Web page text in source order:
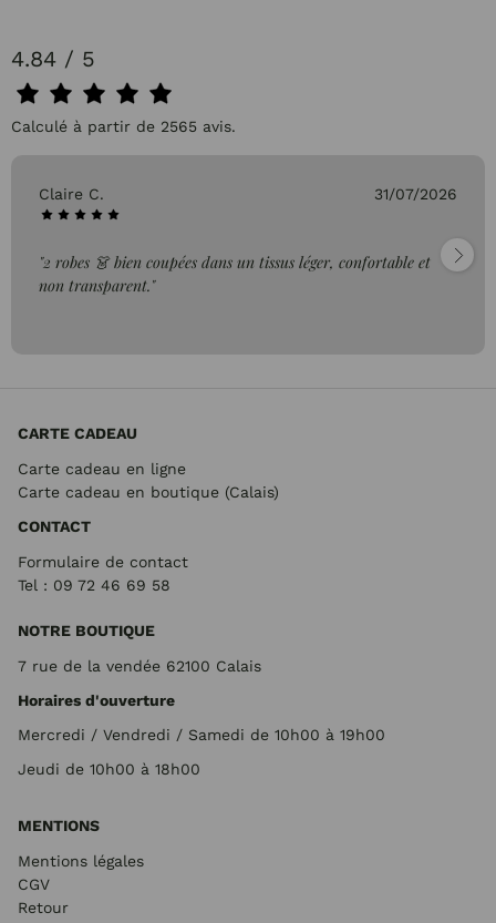
4.84 / 5
Calculé à partir de 2565 avis.
Claire C. 31/07/2026
"2 robes 👗 bien coupées dans un tissus léger, confortable et
non transparent."
CARTE CADEAU
Carte cadeau en ligne
Carte cadeau en boutique (Calais)
CONTACT
Formulaire de contact
Tel : 09 72 46 69 58
NOTRE BOUTIQUE
7 rue de la vendée 62100 Calais
Horaires d'ouverture
Mercredi / Vendredi / Samedi de 10h00 à 19h00
Jeudi de 10h00 à 18h00
MENTIONS
Mentions légales
CGV
Retour